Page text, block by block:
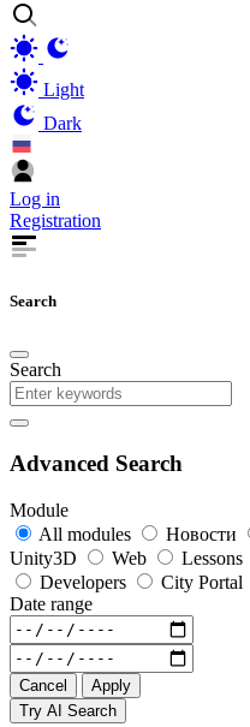
Light
Dark
Log in
Registration
Search
Search
Advanced Search
Module
All modules
Новости
Unity3D
Web Lessons
Developers
City Portal
Date range
Cancel
Apply
Try AI Search